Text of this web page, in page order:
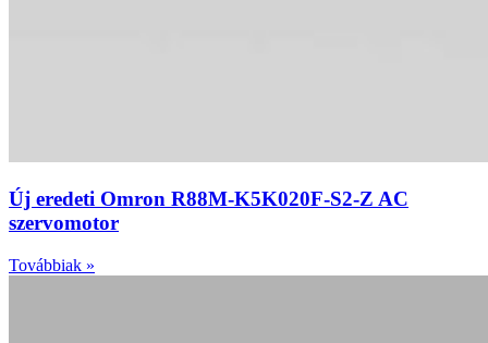
Új eredeti Omron R88M-K5K020F-S2-Z AC
szervomotor
Továbbiak »